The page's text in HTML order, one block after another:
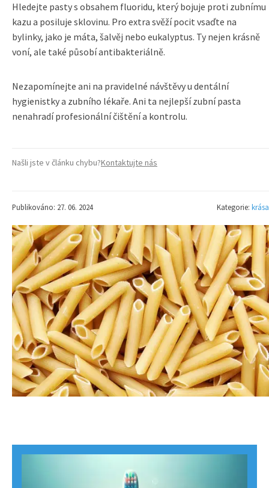
Hledejte pasty s obsahem fluoridu, který bojuje proti zubnímu
kazu a posiluje sklovinu. Pro extra svěží pocit vsaďte na
bylinky, jako je máta, šalvěj nebo eukalyptus. Ty nejen krásně
voní, ale také působí antibakteriálně.
Nezapomínejte ani na pravidelné návštěvy u dentální
hygienistky a zubního lékaře. Ani ta nejlepší zubní pasta
nenahradí profesionální čištění a kontrolu.
Našli jste v článku chybu?Kontaktujte nás
Publikováno: 27. 06. 2024 Kategorie: krása